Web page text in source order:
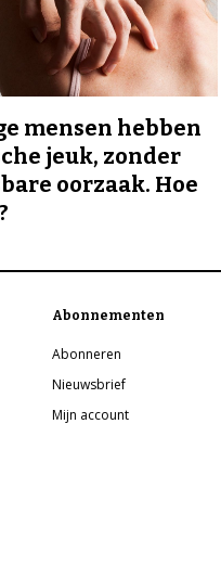
mensen hebben
jeuk, zonder
oorzaak. Hoe
Abonnementen
Abonneren
Nieuwsbrief
Mijn account